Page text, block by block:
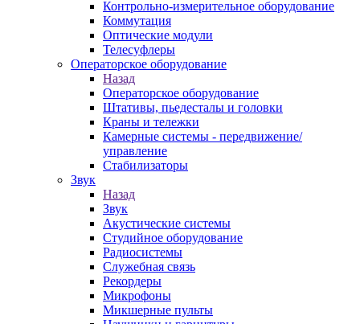
Контрольно-измерительное оборудование
Коммутация
Оптические модули
Телесуфлеры
Операторское оборудование
Назад
Операторское оборудование
Штативы, пьедесталы и головки
Краны и тележки
Камерные системы - передвижение/
управление
Стабилизаторы
Звук
Назад
Звук
Акустические системы
Студийное оборудование
Радиосистемы
Служебная связь
Рекордеры
Микрофоны
Микшерные пульты